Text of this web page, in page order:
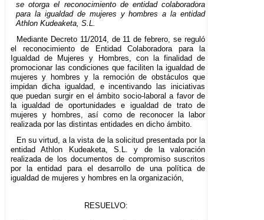
se otorga el reconocimiento de entidad colaboradora
para la igualdad de mujeres y hombres a la entidad
Athlon Kudeaketa, S.L.
Mediante Decreto 11/2014, de 11 de febrero, se reguló
el reconocimiento de Entidad Colaboradora para la
Igualdad de Mujeres y Hombres, con la finalidad de
promocionar las condiciones que faciliten la igualdad de
mujeres y hombres y la remoción de obstáculos que
impidan dicha igualdad, e incentivando las iniciativas
que puedan surgir en el ámbito socio-laboral a favor de
la igualdad de oportunidades e igualdad de trato de
mujeres y hombres, así como de reconocer la labor
realizada por las distintas entidades en dicho ámbito.
En su virtud, a la vista de la solicitud presentada por la
entidad Athlon Kudeaketa, S.L. y de la valoración
realizada de los documentos de compromiso suscritos
por la entidad para el desarrollo de una política de
igualdad de mujeres y hombres en la organización,
RESUELVO: